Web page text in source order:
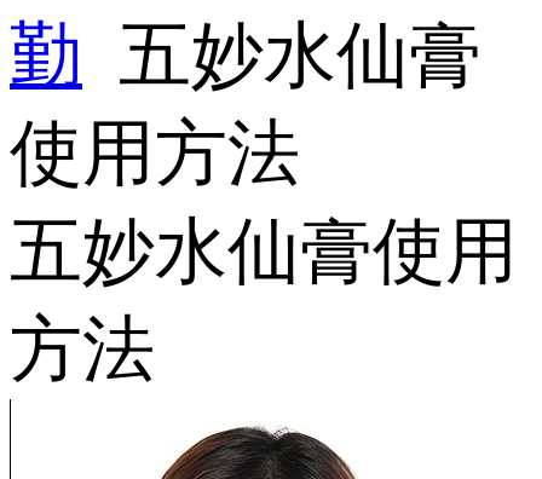
勤 五妙水仙膏
使用方法
五妙水仙膏使用
方法